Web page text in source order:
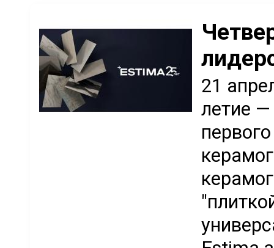
21
летие —